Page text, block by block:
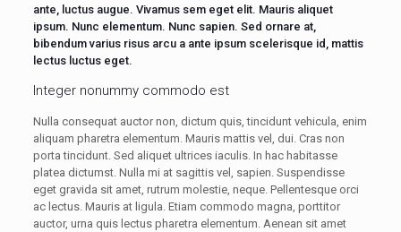
ante, luctus augue. Vivamus sem eget elit. Mauris aliquet
ipsum. Nunc elementum. Nunc sapien. Sed ornare at,
bibendum varius risus arcu a ante ipsum scelerisque id, mattis
lectus luctus eget.
Integer nonummy commodo est
Nulla consequat auctor non, dictum quis, tincidunt vehicula, enim
aliquam pharetra elementum. Mauris mattis vel, dui. Cras non
porta tincidunt. Sed aliquet ultrices iaculis. In hac habitasse
platea dictumst. Nulla mi at sagittis vel, sapien. Suspendisse
eget gravida sit amet, rutrum molestie, neque. Pellentesque orci
ac lectus. Mauris at ligula. Etiam commodo magna, porttitor
auctor, urna quis lectus pharetra elementum. Aenean sit amet